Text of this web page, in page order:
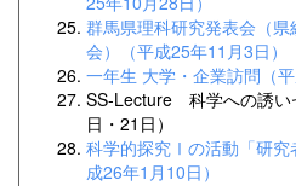
群馬県理科研究発表会（
会）（平成25年11月3日）
一年生 大学・企業訪問（
SS-Lecture 科学への誘い
日・21日）
科学的探究Ⅰの活動「研究
成26年1月10日）